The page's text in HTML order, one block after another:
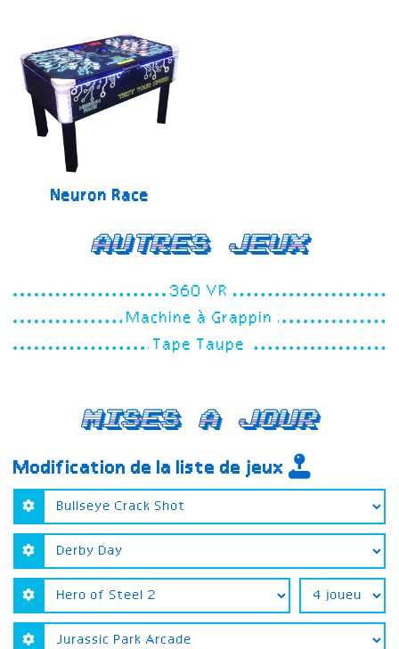
Neuron Race
Autres jeux
360 VR
Machine à Grappin
Tape Taupe
Mises a jour
Modification de la liste de jeux